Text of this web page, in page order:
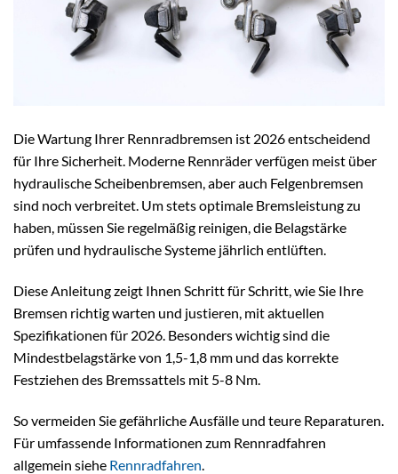
Die Wartung Ihrer Rennradbremsen ist 2026 entscheidend
für Ihre Sicherheit. Moderne Rennräder verfügen meist über
hydraulische Scheibenbremsen, aber auch Felgenbremsen
sind noch verbreitet. Um stets optimale Bremsleistung zu
haben, müssen Sie regelmäßig reinigen, die Belagstärke
prüfen und hydraulische Systeme jährlich entlüften.
Diese Anleitung zeigt Ihnen Schritt für Schritt, wie Sie Ihre
Bremsen richtig warten und justieren, mit aktuellen
Spezifikationen für 2026. Besonders wichtig sind die
Mindestbelagstärke von 1,5-1,8 mm und das korrekte
Festziehen des Bremssattels mit 5-8 Nm.
So vermeiden Sie gefährliche Ausfälle und teure Reparaturen.
Für umfassende Informationen zum Rennradfahren
allgemein siehe Rennradfahren.